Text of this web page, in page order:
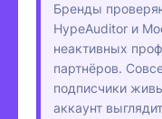
Бренды
HypeAuditor и
неактивных
партнёров.
подписчики
аккаунт